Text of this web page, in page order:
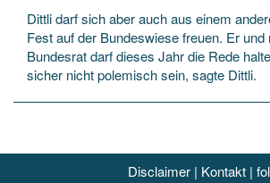
Dittli darf sich aber auch aus einem
Fest auf der Bundeswiese freuen. Er und
Bundesrat darf dieses Jahr die Rede
sicher nicht polemisch sein, sagte Dittli.
Disclaimer | Kontakt |